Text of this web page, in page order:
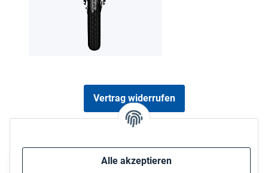
Alle akzeptieren
Vertrag widerrufen